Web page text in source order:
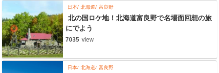
日本 北海道 富良野
北の国ロケ地！北海道富良野で名場面回想の旅
にでよう
7035 view
日本 北海道 富良野